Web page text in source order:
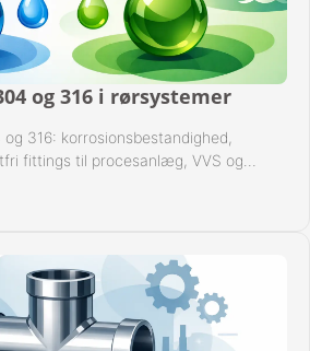
og 316 i rørsystemer
316: korrosionsbestandighed,
fittings til procesanlæg, VVS og